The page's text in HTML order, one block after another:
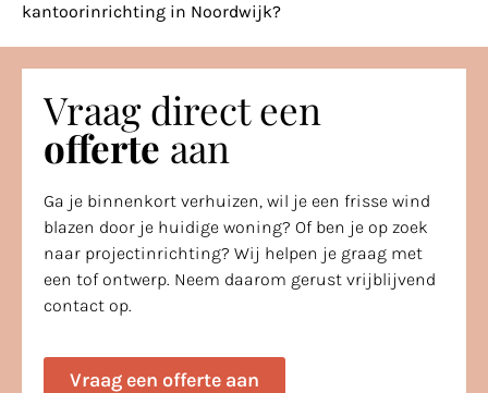
kantoorinrichting in Noordwijk?
Vraag direct een
offerte aan
Ga je binnenkort verhuizen, wil je een frisse wind
blazen door je huidige woning? Of ben je op zoek
naar projectinrichting? Wij helpen je graag met
een tof ontwerp. Neem daarom gerust vrijblijvend
contact op.
Vraag een offerte aan